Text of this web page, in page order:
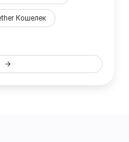
Кошелек